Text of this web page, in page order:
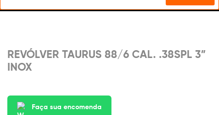
REVÓLVER TAURUS 88/6 CAL. .38SPL 3”
INOX
Faça sua encomenda